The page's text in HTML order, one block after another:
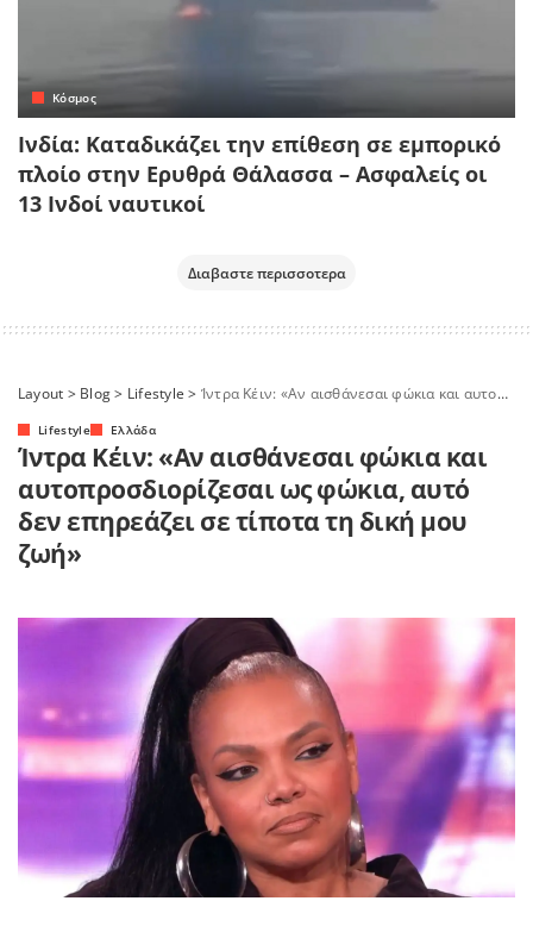
Κόσμος
Ινδία: Καταδικάζει την επίθεση σε εμπορικό
πλοίο στην Ερυθρά Θάλασσα – Ασφαλείς οι
13 Ινδοί ναυτικοί
Διαβαστε περισσοτερα
Layout > Blog> Lifestyle > Ίντρα Κέιν: «Αν αισθάνεσαι φώκια και αυτοπροσδιορίζεσαι ως φώκια, αυτό δεν επηρεάζει σε τίποτα τη δική μου ζωή»
Lifestyle Ελλάδα
Ίντρα Κέιν: «Αν αισθάνεσαι φώκια και
αυτοπροσδιορίζεσαι ως φώκια, αυτό
δεν επηρεάζει σε τίποτα τη δική μου
ζωή»